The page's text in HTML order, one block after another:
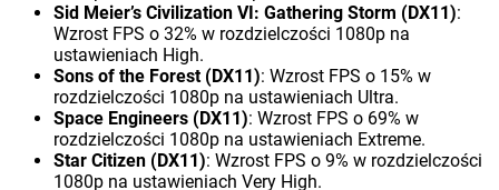
Sid Meier’s Civilization VI: Gathering Storm (DX11):
Wzrost FPS o 32% w rozdzielczości 1080p na
ustawieniach High.
Sons of the Forest (DX11): Wzrost FPS o 15% w
rozdzielczości 1080p na ustawieniach Ultra.
Space Engineers (DX11): Wzrost FPS o 69% w
rozdzielczości 1080p na ustawieniach Extreme.
Star Citizen (DX11): Wzrost FPS o 9% w rozdzielczości
1080p na ustawieniach Very High.